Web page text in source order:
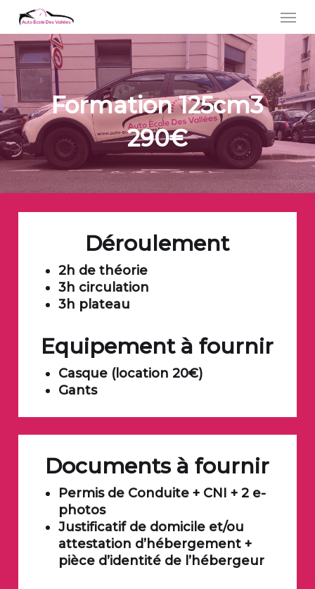
main
content
Formation 125cm3
290€
Déroulement
2h de théorie
3h circulation
3h plateau
Equipement à fournir
Casque (location 20€)
Gants
Documents à fournir
Permis de Conduite + CNI + 2 e-
photos
Justificatif de domicile et/ou
attestation d’hébergement +
pièce d’identité de l’hébergeur